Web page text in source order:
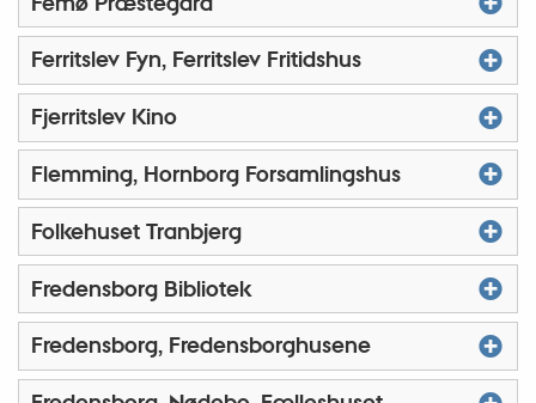
Ferritslev Fyn, Ferritslev Fritidshus
Fjerritslev Kino
Flemming, Hornborg Forsamlingshus
Folkehuset Tranbjerg
Fredensborg Bibliotek
Fredensborg, Fredensborghusene